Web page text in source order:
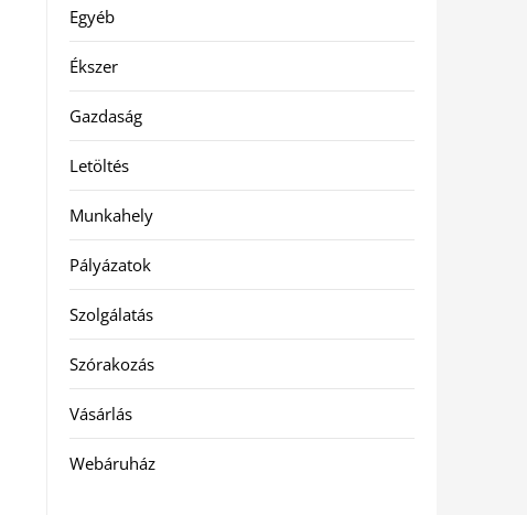
Egyéb
Ékszer
Gazdaság
Letöltés
Munkahely
Pályázatok
Szolgálatás
Szórakozás
Vásárlás
Webáruház